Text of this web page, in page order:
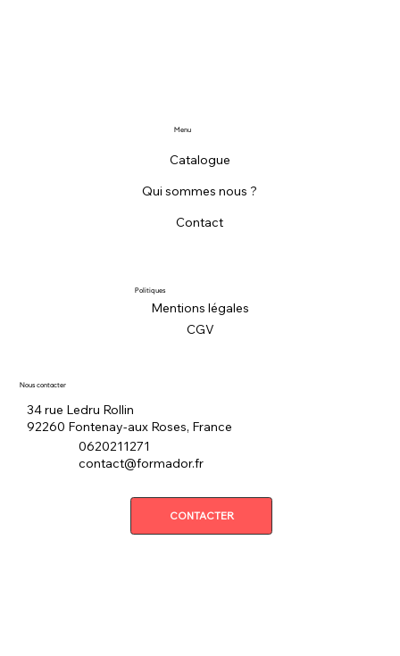
Politiques
Mentions légales
CGV
Nous contacter
34 rue Ledru Rollin
92260 Fontenay-aux Roses, France
0620211271
contact@formador.fr
CONTACTER
Catalogue
Qui sommes nous ?
Contact
Menu